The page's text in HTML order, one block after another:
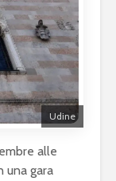
Udine
alle
una gara